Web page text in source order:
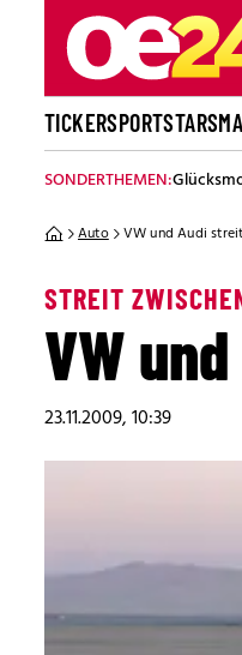
TICKERSPORTSTARS
SONDERTHEMEN:
Auto VW und Audi
STREIT
VW
23.11.2009, 10:39